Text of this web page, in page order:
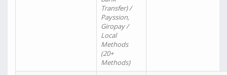
Transfer) /
Payssion,
Giropay /
Local
Methods
(20+
Methods)